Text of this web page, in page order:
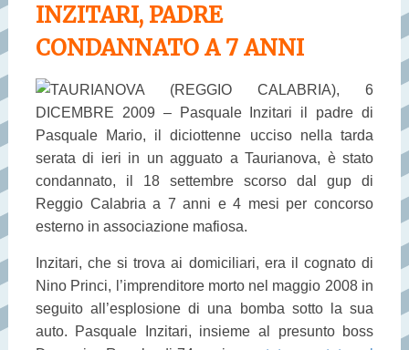
INZITARI, PADRE
CONDANNATO A 7 ANNI
TAURIANOVA (REGGIO CALABRIA), 6
DICEMBRE 2009 – Pasquale Inzitari il padre di
Pasquale Mario, il diciottenne ucciso nella tarda
serata di ieri in un agguato a Taurianova, è stato
condannato, il 18 settembre scorso dal gup di
Reggio Calabria a 7 anni e 4 mesi per concorso
esterno in associazione mafiosa.
Inzitari, che si trova ai domiciliari, era il cognato di
Nino Princi, l’imprenditore morto nel maggio 2008 in
seguito all’esplosione di una bomba sotto la sua
auto. Pasquale Inzitari, insieme al presunto boss